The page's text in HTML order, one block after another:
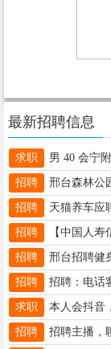
最新招聘信息
求职
招聘
招聘
招聘
招聘
招聘
求职
招聘